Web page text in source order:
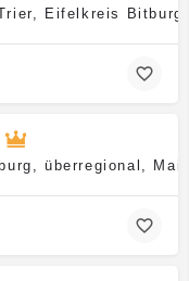
Eifelkreis
überregional,